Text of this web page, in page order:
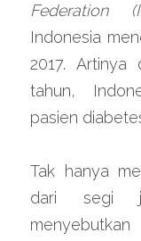
Federation
Indonesia
2017.
tahun,
pasien
Tak hanya
dari segi